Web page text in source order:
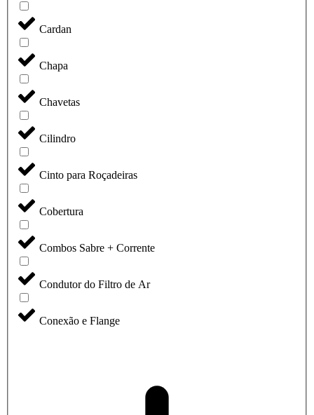
Cardan
Chapa
Chavetas
Cilindro
Cinto para Roçadeiras
Cobertura
Combos Sabre + Corrente
Condutor do Filtro de Ar
Conexão e Flange